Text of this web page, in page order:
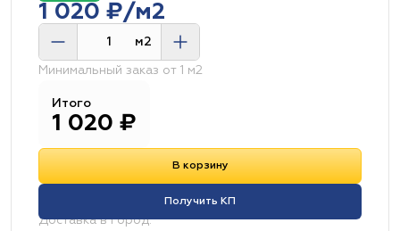
1 020 ₽/м2
м2
Минимальный заказ от 1 м2
Итого
1 020 ₽
В корзину
Получить КП
Доставка в город: